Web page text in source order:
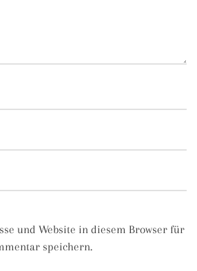
und Website in diesem Browser für
speichern.